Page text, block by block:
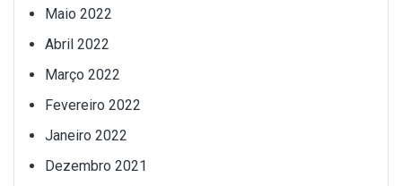
Maio 2022
Abril 2022
Março 2022
Fevereiro 2022
Janeiro 2022
Dezembro 2021